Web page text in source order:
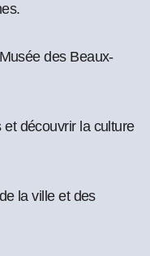
des Beaux-
découvrir la culture
la ville et des